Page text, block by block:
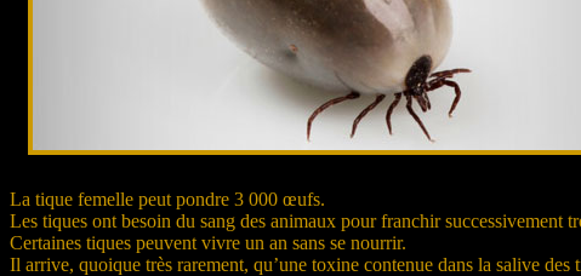
La tique femelle peut pondre 3 000 œufs.
Les tiques ont besoin du sang des animaux pour franchir successivement
Certaines tiques peuvent vivre un an sans se nourrir.
Il arrive, quoique très rarement, qu’une toxine contenue dans la salive